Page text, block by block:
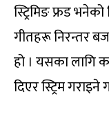
स्ट्रिमिङ फ्रड
गीतहरू निरन्तर
हो । यसका लागि
दिएर स्ट्रिम गराइने